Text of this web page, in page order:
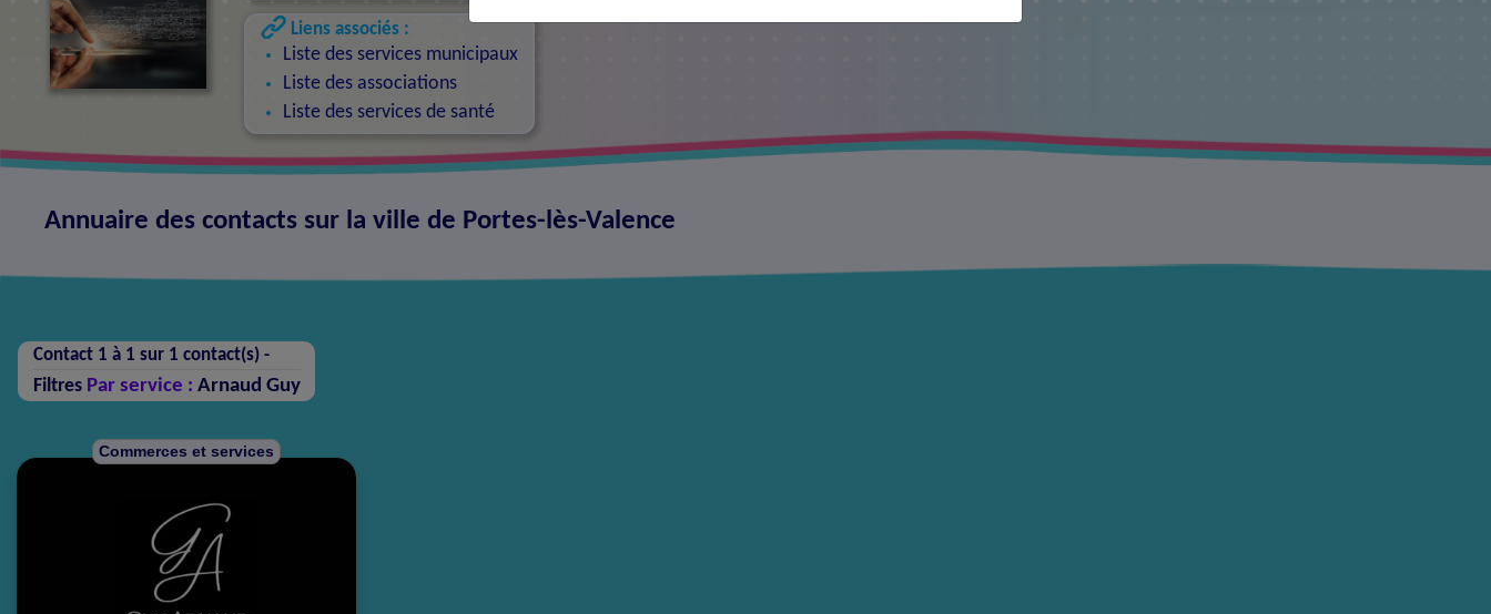
Liens associés :
Liste des services municipaux
Liste des associations
Liste des services de santé
Annuaire des contacts sur la ville de Portes-lès-Valence
Contact 1 à 1 sur 1 contact(s) -
Filtres Par service : Arnaud Guy
Commerces et services